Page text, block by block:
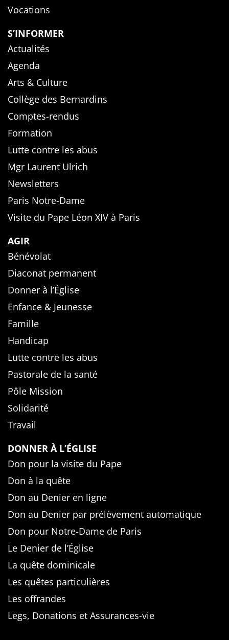
Vocations
S’INFORMER
Actualités
Agenda
Arts & Culture
Collège des Bernardins
Comptes-rendus
Formation
Lutte contre les abus
Mgr Laurent Ulrich
Newsletters
Paris Notre-Dame
Visite du Pape Léon XIV à Paris
AGIR
Bénévolat
Diaconat permanent
Donner à l’Église
Enfance & Jeunesse
Famille
Handicap
Lutte contre les abus
Pastorale de la santé
Pôle Mission
Solidarité
Travail
DONNER À L’ÉGLISE
Don pour la visite du Pape
Don à la quête
Don au Denier en ligne
Don au Denier par prélèvement automatique
Don pour Notre-Dame de Paris
Le Denier de l’Église
La quête dominicale
Les quêtes particulières
Les offrandes
Legs, Donations et Assurances-vie